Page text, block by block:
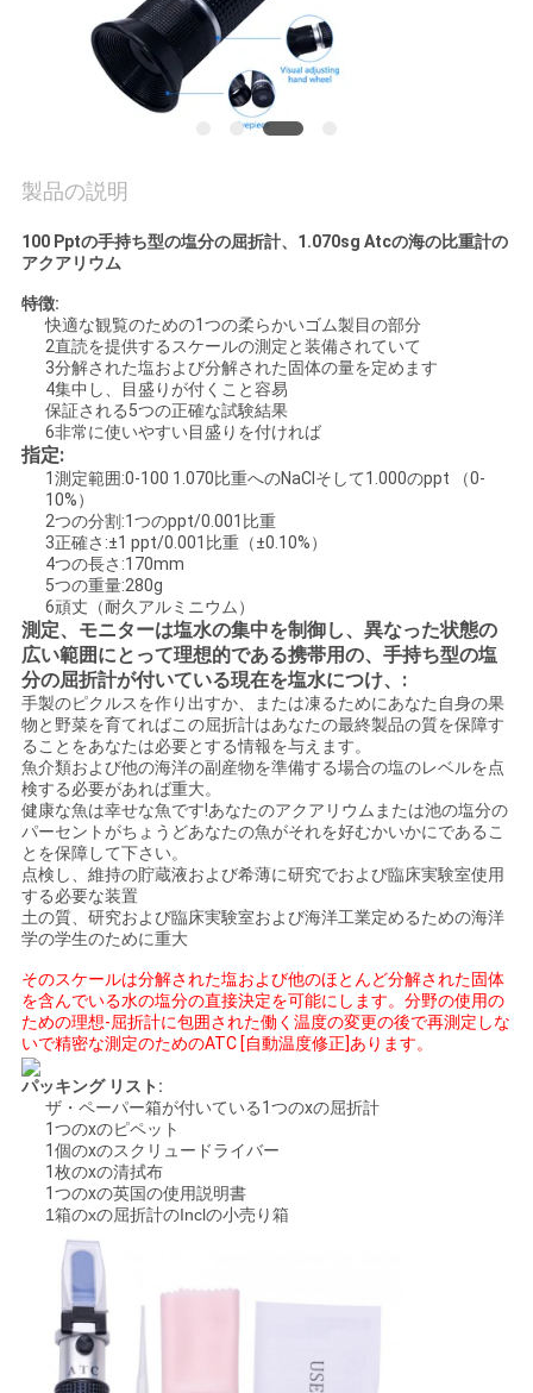
ニ
ュ
ー
べ
合
地
図
PRIVACY
POLICY
製品の説明
100 Pptの手持ち型の塩分の屈折計、1.070sg Atcの海の比重計の
アクアリウム
特徴:
快適な観覧のための1つの柔らかいゴム製目の部分
2直読を提供するスケールの測定と装備されていて
3分解された塩および分解された固体の量を定めます
4集中し、目盛りが付くこと容易
保証される5つの正確な試験結果
6非常に使いやすい目盛りを付ければ
指定:
1測定範囲:0-100 1.070比重へのNaClそして1.000のppt （0-
10%）
2つの分割:1つのppt/0.001比重
3正確さ:±1 ppt/0.001比重（±0.10%）
4つの長さ:170mm
5つの重量:280g
6頑丈（耐久アルミニウム）
測定、モニターは塩水の集中を制御し、異なった状態の
広い範囲にとって理想的である携帯用の、手持ち型の塩
分の屈折計が付いている現在を塩水につけ、:
手製のピクルスを作り出すか、または凍るためにあなた自身の果
物と野菜を育てればこの屈折計はあなたの最終製品の質を保障す
ることをあなたは必要とする情報を与えます。
魚介類および他の海洋の副産物を準備する場合の塩のレベルを点
検する必要があれば重大。
健康な魚は幸せな魚です!あなたのアクアリウムまたは池の塩分の
パーセントがちょうどあなたの魚がそれを好むかいかにであるこ
とを保障して下さい。
点検し、維持の貯蔵液および希薄に研究でおよび臨床実験室使用
する必要な装置
土の質、研究および臨床実験室および海洋工業定めるための海洋
学の学生のために重大
そのスケールは分解された塩および他のほとんど分解された固体
を含んでいる水の塩分の直接決定を可能にします。分野の使用の
ための理想-屈折計に包囲された働く温度の変更の後で再測定しな
いで精密な測定のためのATC [自動温度修正]あります。
パッキング リスト:
ザ・ペーパー箱が付いている1つのxの屈折計
1つのxのピペット
1個のxのスクリュードライバー
1枚のxの清拭布
1つのxの英国の使用説明書
1箱のxの屈折計のInclの小売り箱